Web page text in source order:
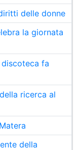
delle donne
la giornata
fa
ricerca al
della